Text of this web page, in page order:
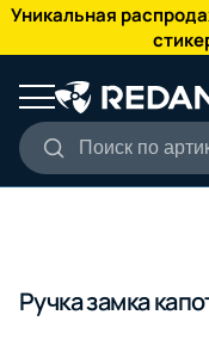
Уникальная
Поиск по
КАТАЛОГ
Ручка замка